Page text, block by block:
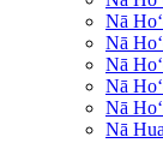
Nā
Nā
Nā
Nā
Nā
Nā